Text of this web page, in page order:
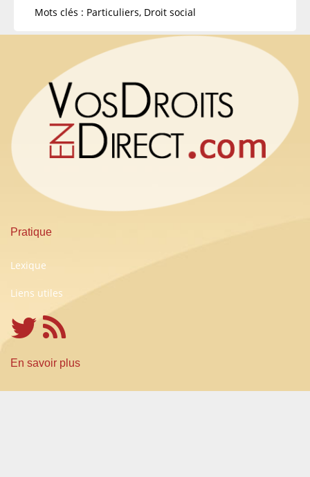
Mots clés : Particuliers, Droit social
Pratique
Lexique
Liens utiles
En savoir plus